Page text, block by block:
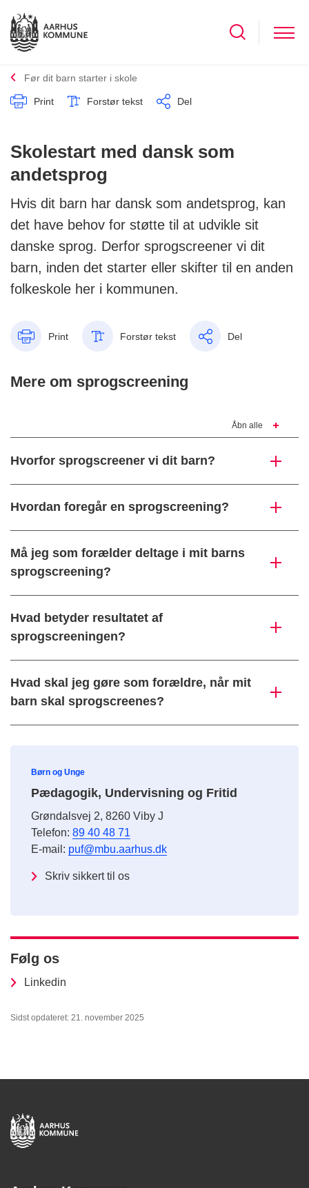
Før dit barn starter i skole
Print Forstør tekst Del
Skolestart med dansk som
andetsprog
Hvis dit barn har dansk som andetsprog, kan
det have behov for støtte til at udvikle sit
danske sprog. Derfor sprogscreener vi dit
barn, inden det starter eller skifter til en anden
folkeskole her i kommunen.
Print Forstør tekst Del
Mere om sprogscreening
Åbn alle
Hvorfor sprogscreener vi dit barn?
Hvordan foregår en sprogscreening?
Må jeg som forælder deltage i mit barns
sprogscreening?
Hvad betyder resultatet af
sprogscreeningen?
Hvad skal jeg gøre som forældre, når mit
barn skal sprogscreenes?
Børn og Unge
Pædagogik, Undervisning og Fritid
Grøndalsvej 2, 8260 Viby J
Telefon: 89 40 48 71
E-mail: puf@mbu.aarhus.dk
Skriv sikkert til os
Følg os
Linkedin
Sidst opdateret: 21. november 2025